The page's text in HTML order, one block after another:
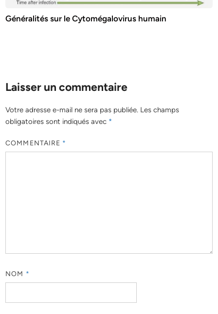
Généralités sur le Cytomégalovirus humain
Laisser un commentaire
Votre adresse e-mail ne sera pas publiée. Les champs
obligatoires sont indiqués avec *
COMMENTAIRE *
NOM *